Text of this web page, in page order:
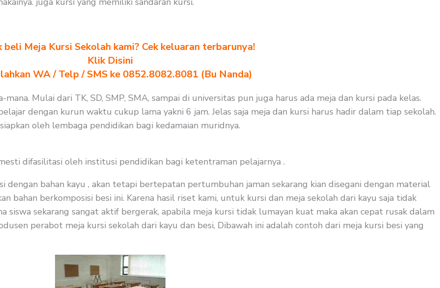
Meja Kursi Sekolah kami? Cek keluaran terbarunya!
Klik Disini
WA / Telp / SMS ke 0852.8082.8081 (Bu Nanda)
Mulai dari TK, SD, SMP, SMA, sampai di universitas pun juga harus ada meja dan kursi pada kelas.
dengan kurun waktu cukup lama yakni 6 jam. Jelas saja meja dan kursi harus hadir dalam tiap sekolah.
oleh lembaga pendidikan bagi kedamaian muridnya.
difasilitasi oleh institusi pendidikan bagi ketentraman pelajarnya .
dengan bahan kayu , akan tetapi bertepatan pertumbuhan jaman sekarang kian disegani dengan material
bahan berkomposisi besi ini. Karena hasil riset kami, untuk kursi dan meja sekolah dari kayu saja tidak
sekarang sangat aktif bergerak, apabila meja kursi tidak lumayan kuat maka akan cepat rusak dalam
perabot meja kursi sekolah dari kayu dan besi, Dibawah ini adalah contoh dari meja kursi besi yang